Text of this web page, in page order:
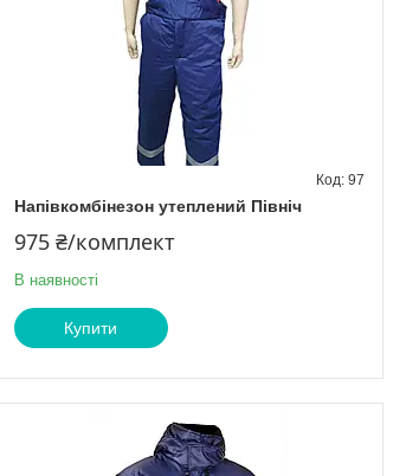
Напівкомбінезон утеплений Північ
97
975 ₴/комплект
В наявності
Купити